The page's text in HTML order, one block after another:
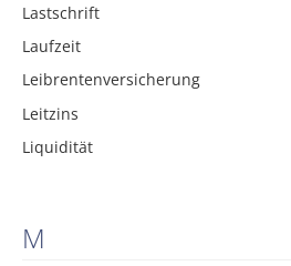
Lastschrift
Laufzeit
Leibrentenversicherung
Leitzins
Liquidität
M